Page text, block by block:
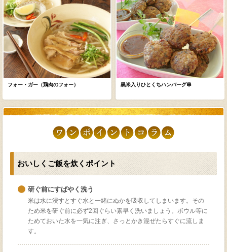
フォー・ガー（鶏肉のフォー） 黒米入りひとくちハンバーグ串
おいしくご飯を炊くポイント
研ぐ前にすばやく洗う
米は水に浸すとすぐ水と一緒にぬかを吸収してしまいます。その
ため米を研ぐ前に必ず2回ぐらい素早く洗いましょう。ボウル等に
ためておいた水を一気に注ぎ、さっとかき混ぜたらすぐに流しま
す。